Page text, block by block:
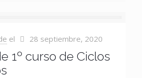
el 28 septiembre, 2020
1º curso de Ciclos